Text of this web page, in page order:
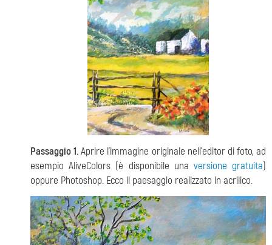
Passaggio 1.Aprire l'immagine originale nell'editor di foto, ad
esempio AliveColors (è disponibile una versione gratuita)
oppure Photoshop. Ecco il paesaggio realizzato in acrilico.